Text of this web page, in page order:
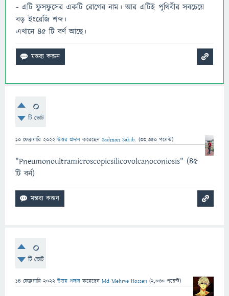
- এটি ফুসফুসের একটি রোগের নাম। আর এটিই পৃথিবীর সবচেয়ে
বড় ইংরেজি শব্দ।
এখানে ৪৫ টি বর্ণ আছে।
0
টি ভোট
10 ফেব্রুয়ারি 2022 উত্তর প্রদান করেছেন Sadman Sakib. (33,350 পয়েন্ট)
"Pneumonoultramicroscopicsilicovolcanoconiosis" (৪৫
টি বর্ন)
0
টি ভোট
14 ফেব্রুয়ারি 2022 উত্তর প্রদান করেছেন Md Mehrve Hossen (2,030 পয়েন্ট)